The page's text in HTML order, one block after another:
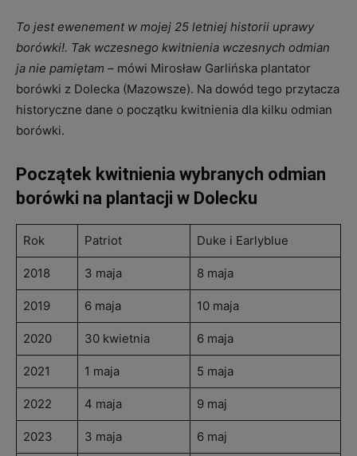
To jest ewenement w mojej 25 letniej historii uprawy
borówki!. Tak wczesnego kwitnienia wczesnych odmian
ja nie pamiętam – mówi Mirosław Garlińska plantator
borówki z Dolecka (Mazowsze). Na dowód tego przytacza
historyczne dane o początku kwitnienia dla kilku odmian
borówki.
Początek kwitnienia wybranych odmian
borówki na plantacji w Dolecku
Rok Patriot Duke i Earlyblue
2018 3 maja 8 maja
2019 6 maja 10 maja
2020 30 kwietnia 6 maja
2021 1 maja 5 maja
2022 4 maja 9 maj
2023 3 maja 6 maj